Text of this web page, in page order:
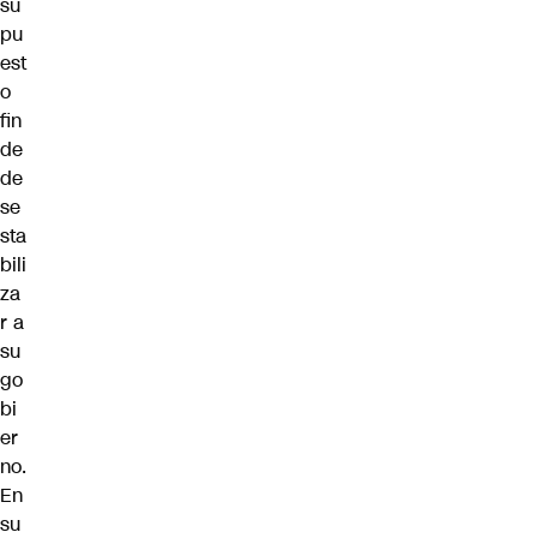
pu
est
o
fin
de
de
se
sta
bili
za
r a
su
go
bi
er
no.
En
su